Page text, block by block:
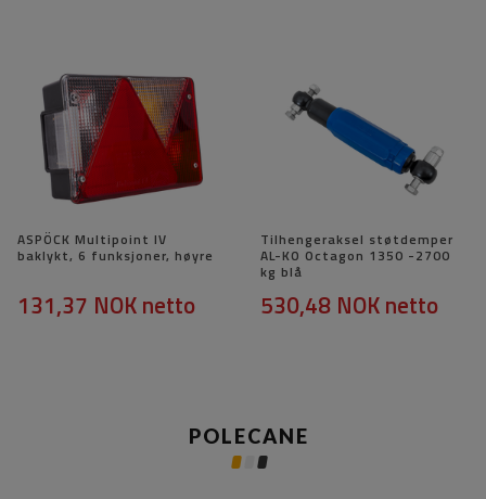
ASPÖCK Multipoint IV
baklykt, 6 funksjoner, høyre
131,37 NOKnetto
Tilhengeraksel støtdemper
AL-KO Octagon 1350 -2700
kg blå
530,48 NOKnetto
POLECANE